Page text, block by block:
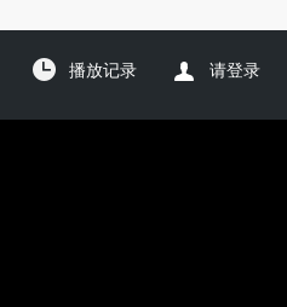
播放记录 请登录